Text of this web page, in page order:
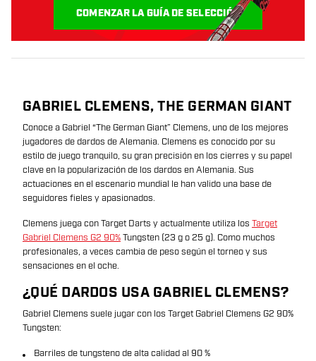
COMENZAR LA GUÍA DE SELECCIÓN
GABRIEL CLEMENS, THE GERMAN GIANT
Conoce a Gabriel “The German Giant” Clemens, uno de los mejores
jugadores de dardos de Alemania. Clemens es conocido por su
estilo de juego tranquilo, su gran precisión en los cierres y su papel
clave en la popularización de los dardos en Alemania. Sus
actuaciones en el escenario mundial le han valido una base de
seguidores fieles y apasionados.
Clemens juega con Target Darts y actualmente utiliza los Target
Gabriel Clemens G2 90%Tungsten (23 g o 25 g). Como muchos
profesionales, a veces cambia de peso según el torneo y sus
sensaciones en el oche.
¿QUÉ DARDOS USA GABRIEL CLEMENS?
Gabriel Clemens suele jugar con los Target Gabriel Clemens G2 90%
Tungsten:
Barriles de tungsteno de alta calidad al 90 %